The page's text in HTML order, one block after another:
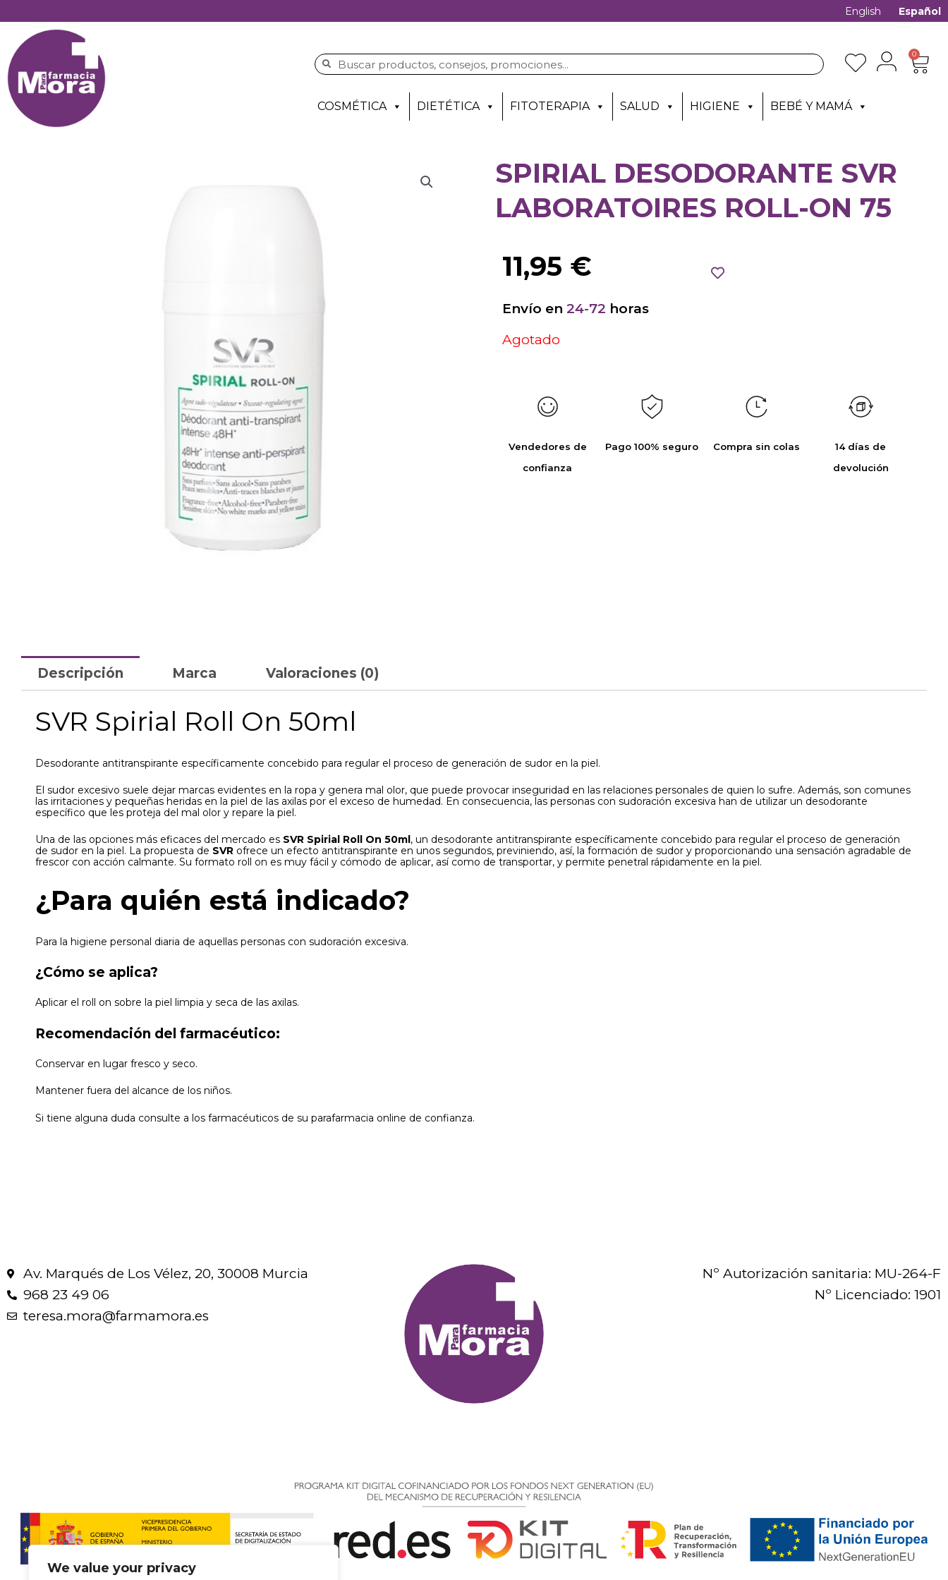
We value your privacy
English Español
0
COSMÉTICA DIETÉTICA FITOTERAPIA SALUD HIGIENE BEBÉ Y MAMÁ
SPIRIAL DESODORANTE SVR
LABORATOIRES ROLL-ON 75
11,95 €
Envío en 24-72 horas
Agotado
Vendedores de
confianza
Pago 100% seguro Compra sin colas
14 días de
devolución
Descripción Marca Valoraciones (0)
SVR Spirial Roll On 50ml
Desodorante antitranspirante específicamente concebido para regular el proceso de generación de sudor en la piel.
El sudor excesivo suele dejar marcas evidentes en la ropa y genera mal olor, que puede provocar inseguridad en las relaciones personales de quien lo sufre. Además, son comunes
las irritaciones y pequeñas heridas en la piel de las axilas por el exceso de humedad. En consecuencia, las personas con sudoración excesiva han de utilizar un desodorante
específico que les proteja del mal olor y repare la piel.
Una de las opciones más eficaces del mercado es SVR Spirial Roll On 50ml , un desodorante antitranspirante específicamente concebido para regular el proceso de generación
de sudor en la piel. La propuesta de SVR ofrece un efecto antitranspirante en unos segundos, previniendo, así, la formación de sudor y proporcionando una sensación agradable de
frescor con acción calmante. Su formato roll on es muy fácil y cómodo de aplicar, así como de transportar, y permite penetral rápidamente en la piel.
¿Para quién está indicado?
Para la higiene personal diaria de aquellas personas con sudoración excesiva.
¿Cómo se aplica?
Aplicar el roll on sobre la piel limpia y seca de las axilas.
Recomendación del farmacéutico:
Conservar en lugar fresco y seco.
Mantener fuera del alcance de los niños.
Si tiene alguna duda consulte a los farmacéuticos de su parafarmacia online de confianza.
Av. Marqués de Los Vélez, 20, 30008 Murcia
968 23 49 06
teresa.mora@farmamora.es
Nº Autorización sanitaria: MU-264-F
Nº Licenciado: 1901